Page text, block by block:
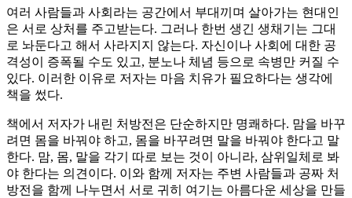
여러 사람들과 사회라는 공간에서 부대끼며 살아가는 현대인
은 서로 상처를 주고받는다. 그러나 한번 생긴 생채기는 그대
로 놔둔다고 해서 사라지지 않는다. 자신이나 사회에 대한 공
격성이 증폭될 수도 있고, 분노나 체념 등으로 속병만 커질 수
있다. 이러한 이유로 저자는 마음 치유가 필요하다는 생각에
책을 썼다.
책에서 저자가 내린 처방전은 단순하지만 명쾌하다. 맘을 바꾸
려면 몸을 바꿔야 하고, 몸을 바꾸려면 말을 바꿔야 한다고 말
한다. 맘, 몸, 말을 각기 따로 보는 것이 아니라, 삼위일체로 봐
야 한다는 의견이다. 이와 함께 저자는 주변 사람들과 공짜 처
방전을 함께 나누면서 서로 귀히 여기는 아름다운 세상을 만들